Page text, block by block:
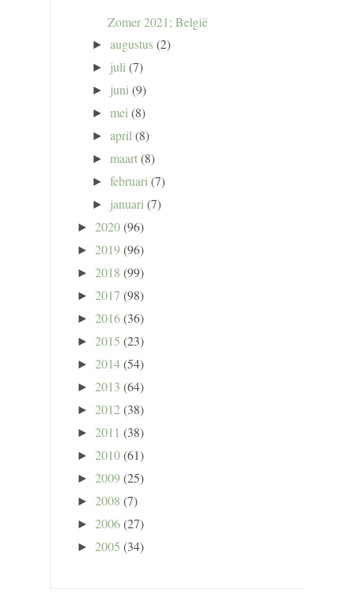
Zomer 2021; België
►augustus(2)
► juli (7)
► juni (9)
►mei (8)
►april (8)
►maart(8)
►februari (7)
► januari (7)
► 2020(96)
► 2019(96)
► 2018 (99)
► 2017 (98)
► 2016(36)
► 2015 (23)
► 2014(54)
► 2013 (64)
► 2012(38)
► 2011 (38)
► 2010(61)
► 2009(25)
► 2008 (7)
► 2006(27)
► 2005 (34)